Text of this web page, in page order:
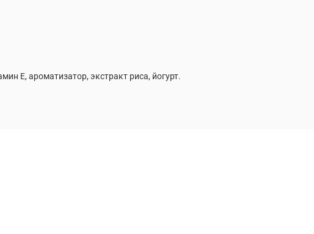
Е, ароматизатор, экстракт риса, йогурт.